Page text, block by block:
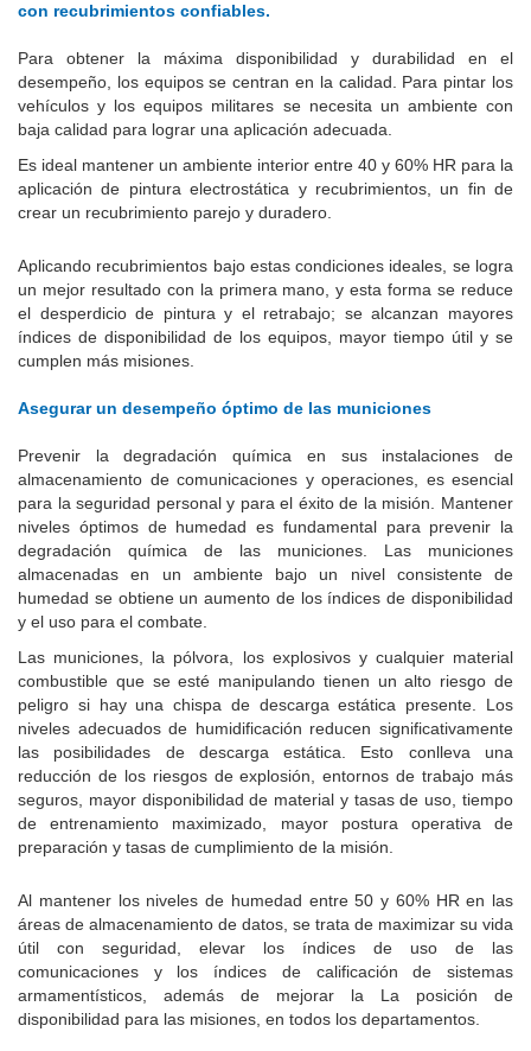
con recubrimientos confiables.
Para obtener la máxima disponibilidad y durabilidad en el
desempeño, los equipos se centran en la calidad. Para pintar los
vehículos y los equipos militares se necesita un ambiente con
baja calidad para lograr una aplicación adecuada.
Es ideal mantener un ambiente interior entre 40 y 60% HR para la
aplicación de pintura electrostática y recubrimientos, un fin de
crear un recubrimiento parejo y duradero.
Aplicando recubrimientos bajo estas condiciones ideales, se logra
un mejor resultado con la primera mano, y esta forma se reduce
el desperdicio de pintura y el retrabajo; se alcanzan mayores
índices de disponibilidad de los equipos, mayor tiempo útil y se
cumplen más misiones.
Asegurar un desempeño óptimo de las municiones
Prevenir la degradación química en sus instalaciones de
almacenamiento de comunicaciones y operaciones, es esencial
para la seguridad personal y para el éxito de la misión. Mantener
niveles óptimos de humedad es fundamental para prevenir la
degradación química de las municiones. Las municiones
almacenadas en un ambiente bajo un nivel consistente de
humedad se obtiene un aumento de los índices de disponibilidad
y el uso para el combate.
Las municiones, la pólvora, los explosivos y cualquier material
combustible que se esté manipulando tienen un alto riesgo de
peligro si hay una chispa de descarga estática presente. Los
niveles adecuados de humidificación reducen significativamente
las posibilidades de descarga estática. Esto conlleva una
reducción de los riesgos de explosión, entornos de trabajo más
seguros, mayor disponibilidad de material y tasas de uso, tiempo
de entrenamiento maximizado, mayor postura operativa de
preparación y tasas de cumplimiento de la misión.
Al mantener los niveles de humedad entre 50 y 60% HR en las
áreas de almacenamiento de datos, se trata de maximizar su vida
útil con seguridad, elevar los índices de uso de las
comunicaciones y los índices de calificación de sistemas
armamentísticos, además de mejorar la La posición de
disponibilidad para las misiones, en todos los departamentos.